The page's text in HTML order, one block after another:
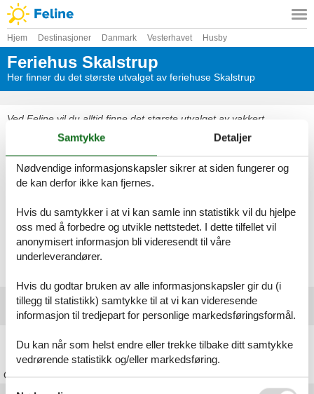
Hjem Destinasjoner Danmark Vesterhavet Husby
Feriehus Skalstrup
Her finner du det største utvalget av feriehuse Skalstrup
Ved Feline vil du alltid finne det største utvalget av vakkert
beliggende feriehuse Skalstrup. Bestill enkelt og sikkert på nettet
eller kontakt oss, hvis du har spørsmål.
Velg mellom 25 feriehus
feriehus Skalstrup
Velg mellom 25 feriehus
Foreldre toppartikler
Om
Samtykke Detaljer
Nødvendige informasjonskapsler sikrer at siden fungerer og
de kan derfor ikke kan fjernes.
Hvis du samtykker i at vi kan samle inn statistikk vil du hjelpe
oss med å forbedre og utvikle nettstedet. I dette tilfellet vil
anonymisert informasjon bli videresendt til våre
underleverandører.
Hvis du godtar bruken av alle informasjonskapsler gir du (i
tillegg til statistikk) samtykke til at vi kan videresende
informasjon til tredjepart for personlige markedsføringsformål.
Du kan når som helst endre eller trekke tilbake ditt samtykke
vedrørende statistikk og/eller markedsføring.